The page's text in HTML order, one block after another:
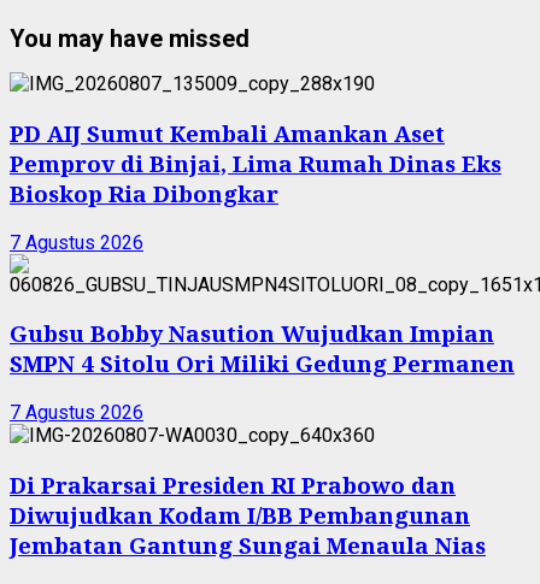
You may have missed
PD AIJ Sumut Kembali Amankan Aset
Pemprov di Binjai, Lima Rumah Dinas Eks
Bioskop Ria Dibongkar
7 Agustus 2026
Gubsu Bobby Nasution Wujudkan Impian
SMPN 4 Sitolu Ori Miliki Gedung Permanen
7 Agustus 2026
Di Prakarsai Presiden RI Prabowo dan
Diwujudkan Kodam I/BB Pembangunan
Jembatan Gantung Sungai Menaula Nias